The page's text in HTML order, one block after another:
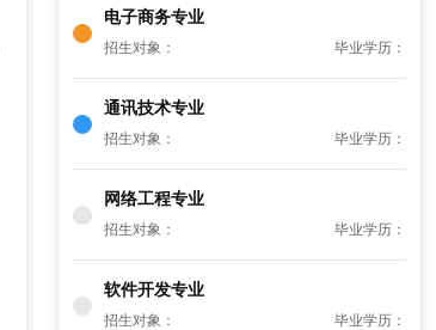
电子商务专业
招生对象： 毕业学历：
通讯技术专业
招生对象： 毕业学历：
网络工程专业
招生对象： 毕业学历：
软件开发专业
招生对象： 毕业学历：